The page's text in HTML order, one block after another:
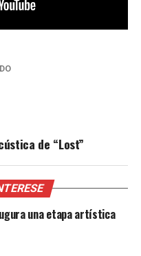
de “Lost”
una etapa artística